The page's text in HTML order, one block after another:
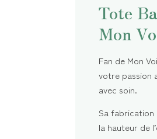
Tote
Mon
Fan de Mon
votre passion
avec soin.
Sa fabrication
la hauteur de